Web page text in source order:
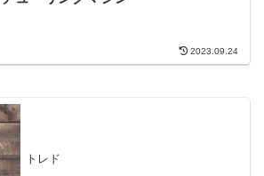
2023.09.24
トレド